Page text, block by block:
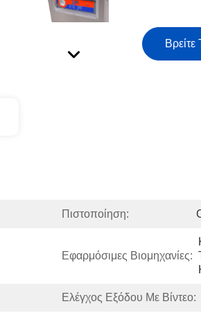
Πιστοποίηση:
Εφαρμόσιμες Βιομηχανίες:
Ελέγχος Εξόδου Με Βίντεο: